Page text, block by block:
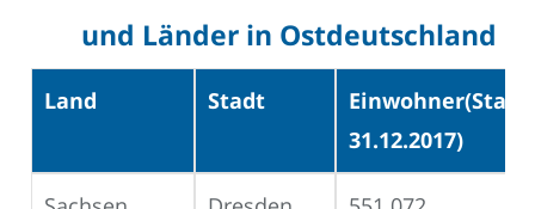
und Länder in Ostdeutschland
Land Stadt
Einwohner(Stand
31.12.2017)